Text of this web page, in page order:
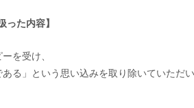
った内容】
を受け、
る」 という思い込みを取り除いていただ